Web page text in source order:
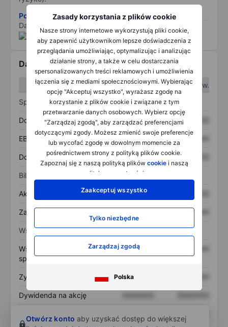
Zasady korzystania z plików cookie
Nasze strony internetowe wykorzystują pliki cookie,
aby zapewnić użytkownikom lepsze doświadczenia z
przeglądania umożliwiając, optymalizując i analizując
działanie strony, a także w celu dostarczania
spersonalizowanych treści reklamowych i umożliwienia
łączenia się z mediami społecznościowymi. Wybierając
opcję "Akceptuj wszystko", wyrażasz zgodę na
korzystanie z plików cookie i związane z tym
przetwarzanie danych osobowych. Wybierz opcję
"Zarządzaj zgodą", aby zarządzać preferencjami
dotyczącymi zgody. Możesz zmienić swoje preferencje
lub wycofać zgodę w dowolnym momencie za
pośrednictwem strony z polityką plików cookie.
Zapoznaj się z naszą polityką plików cookiei naszą
polityką
prywatności
Zaakceptuj wszystko
Tylko niezbędne
Zarządzaj zgodą
Polska
Pobierz metodologię ryzyka ESG.
Dane dostarczone przez
Dane finansowe
W I kw.
W II kw.
Sprawozdanie z zysków
Dochód XXXXXXX XXXXXXX
EBITDA XXXXXXX XXXXXXX
Dochód netto XXXXXXX XXXXXXX
Bilans
Aktywa ogółem XXXXXXX
Zadłużenie ogółem XXXXXXX
Wskaźniki
Współczynnik cena do
sprzedaży
XXXXXXX
Zysk na akcję XXXXXXX
Dywidenda na akcję
własnego
Otwórz konto aby uzyskać dostęp do większej